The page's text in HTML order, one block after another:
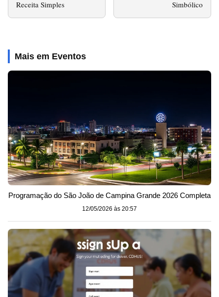
Receita Simples
Simbólico
Mais em Eventos
Programação do São João de Campina Grande 2026 Completa
12/05/2026 às 20:57